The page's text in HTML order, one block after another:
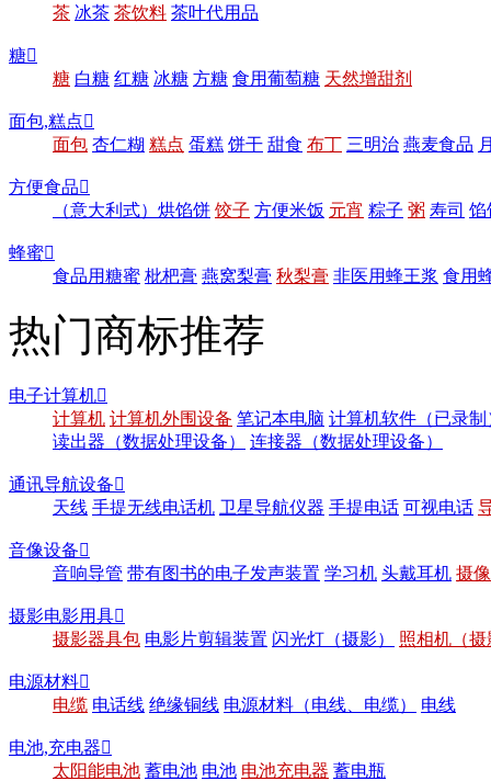
茶 冰茶 茶饮料 茶叶代用品
糖
糖 白糖 红糖 冰糖 方糖 食用葡萄糖 天然增甜剂
面包,糕点
面包 杏仁糊 糕点 蛋糕 饼干 甜食 布丁 三明治 燕麦食品
方便食品
（意大利式）烘馅饼 饺子 方便米饭 元宵 粽子 粥 寿司 馅
蜂蜜
食品用糖蜜 枇杷膏 燕窝梨膏 秋梨膏 非医用蜂王浆 食用
热门商标推荐
电子计算机
计算机 计算机外围设备 笔记本电脑 计算机软件（已录制
读出器（数据处理设备）
连接器（数据处理设备）
通讯导航设备
天线 手提无线电话机 卫星导航仪器 手提电话 可视电话
音像设备
音响导管 带有图书的电子发声装置 学习机 头戴耳机 摄
摄影电影用具
摄影器具包 电影片剪辑装置 闪光灯（摄影） 照相机（摄
电源材料
电缆 电话线 绝缘铜线 电源材料（电线、电缆） 电线
电池,充电器
太阳能电池 蓄电池 电池 电池充电器 蓄电瓶